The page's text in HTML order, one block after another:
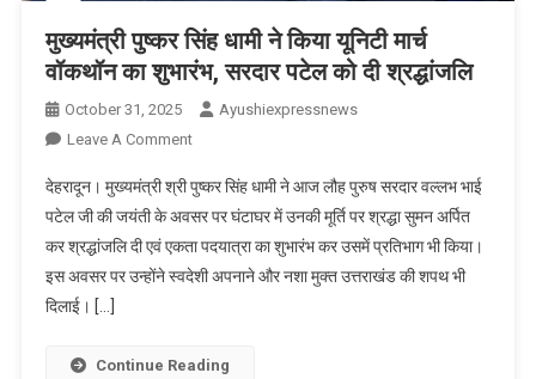
था:
प्रधानमंत्री
मुख्यमंत्री पुष्कर सिंह धामी ने किया यूनिटी मार्च
वॉकथॉन का शुभारंभ, सरदार पटेल को दी श्रद्धांजलि
October 31, 2025
Ayushiexpressnews
Leave A CommentOn
पुष्कर
सिंह
धामी
ने
मार्च
देहरादून। मुख्यमंत्री श्री पुष्कर सिंह धामी ने आज लौह पुरुष सरदार वल्लभ भाई
पटेल जी की जयंती के अवसर पर घंटाघर में उनकी मूर्ति पर श्रद्धा सुमन अर्पित
कर श्रद्धांजलि दी एवं एकता पदयात्रा का शुभारंभ कर उसमें प्रतिभाग भी किया।
इस अवसर पर उन्होंने स्वदेशी अपनाने और नशा मुक्त उत्तराखंड की शपथ भी
दिलाई। […]
Continue Reading